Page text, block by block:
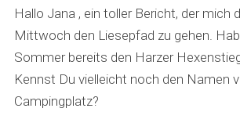
s
:
Hallo Jana , ein toller Bericht, der mich
Mittwoch den Liesepfad zu gehen.
Sommer bereits den Harzer
Kennst Du vielleicht noch den Namen
Campingplatz?